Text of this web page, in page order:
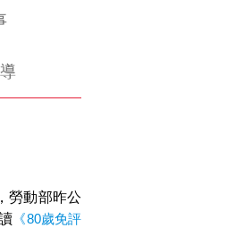
勞動部昨公
《80歲免評